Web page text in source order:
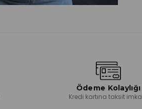
Ödeme Kolaylığı
Kredi kartına taksit